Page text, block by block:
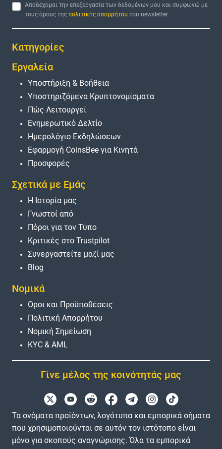
Αποδέχομαι την επεξεργασία των δεδομένων μου και συμφωνώ με
τους όρους τηςπολιτικής απορρήτου του newsletter.
Κατηγορίες
Εργαλεία
Υποστήριξη & Βοήθεια
Υποστηριζόμενα Κρυπτονομίσματα
Πώς Λειτουργεί
Ενημερωτικό Δελτίο
Ημερολόγιο Εκδηλώσεων
Εφαρμογή CoinsBee για Κινητά
Προσφορές
Σχετικά με Εμάς
Η Ιστορία μας
Γνωστοί από
Πόροι για τον Τύπο
Κριτικές στο Trustpilot
Συνεργαστείτε μαζί μας
Blog
Νομικά
Όροι και Προϋποθέσεις
Πολιτική Απορρήτου
Νομική Σημείωση
KYC & AML
Γίνε μέλος της κοινότητάς μας
Τα ονόματα προϊόντων, λογότυπα και εμπορικά σήματα
που χρησιμοποιούνται σε αυτόν τον ιστότοπο είναι
μόνο για σκοπούς αναγνώρισης. Όλα τα εμπορικά